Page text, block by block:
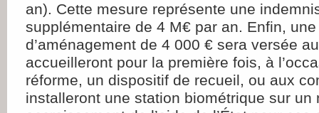
an). Cette mesure représente une
supplémentaire de 4 M€ par an. Enfin,
d’aménagement de 4 000 € sera versée
accueilleront pour la première fois, à
réforme, un dispositif de recueil, ou aux
installeront une station biométrique sur un